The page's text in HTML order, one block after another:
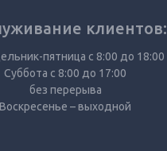
клиентов:
пятница с 8:00 до 18:00
Суббота с 8:00 до 17:00
без перерыва
Воскресенье – выходной